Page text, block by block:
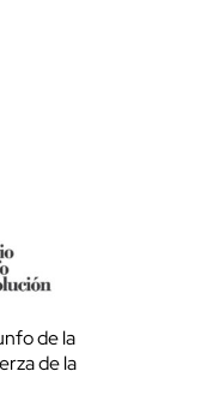
de la
de la